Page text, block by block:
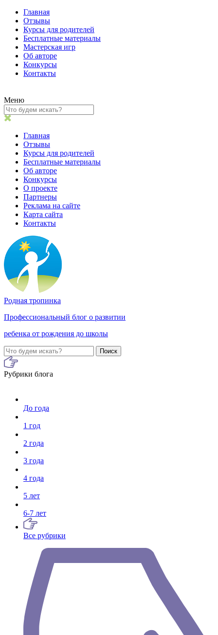
Главная
Отзывы
Курсы для родителей
Бесплатные материалы
Мастерская игр
Об авторе
Конкурсы
Контакты
Меню
Главная
Отзывы
Курсы для родителей
Бесплатные материалы
Об авторе
Конкурсы
О проекте
Партнеры
Реклама на сайте
Карта сайта
Контакты
Родная тропинка
Профессиональный блог о развитии
ребенка от рождения до школы
Поиск
Рубрики блога
До года
1 год
2 года
3 года
4 года
5 лет
6-7 лет
Все рубрики